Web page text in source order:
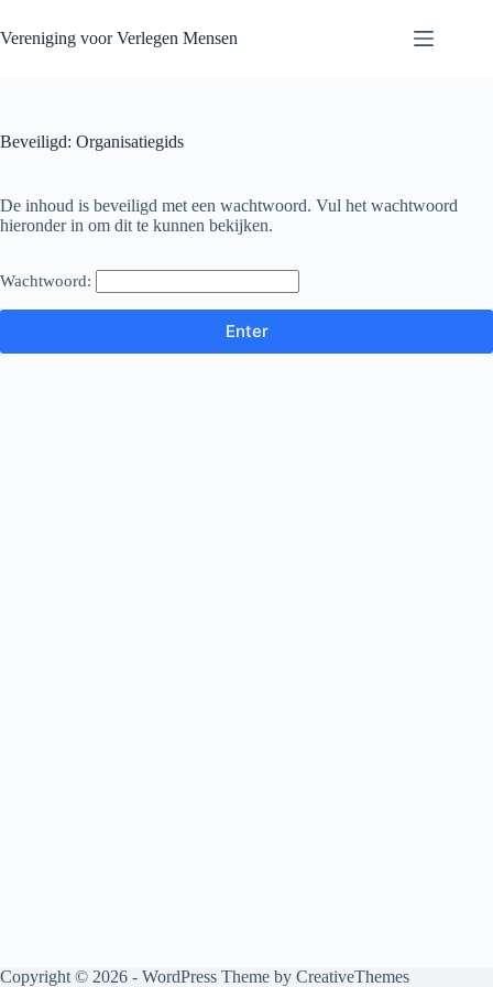
to
content
Vereniging voor Verlegen Mensen
Beveiligd: Organisatiegids
De inhoud is beveiligd met een wachtwoord. Vul het wachtwoord
hieronder in om dit te kunnen bekijken.
Wachtwoord:
Copyright © 2026 - WordPress Theme by CreativeThemes